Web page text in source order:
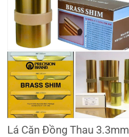
Lá Căn Đồng Thau 3.3mm